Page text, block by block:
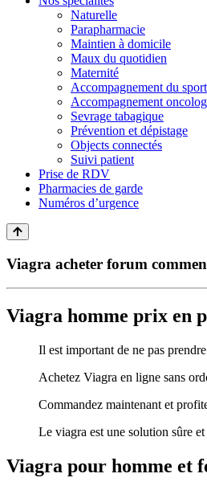
Naturelle
Parapharmacie
Maintien à domicile
Maux du quotidien
Maternité
Accompagnement du
Accompagnement
Sevrage tabagique
Prévention et dépistage
Objects connectés
Suivi patient
Prise de RDV
Pharmacies de garde
Numéros d’urgence
Viagra acheter forum
Viagra homme prix en
Il est important de ne pas
Achetez Viagra en ligne sans
Commandez maintenant et
Le viagra est une solution sûre
Viagra pour homme et